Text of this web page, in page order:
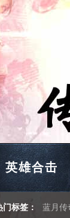
英雄合击
门标签： 蓝月传